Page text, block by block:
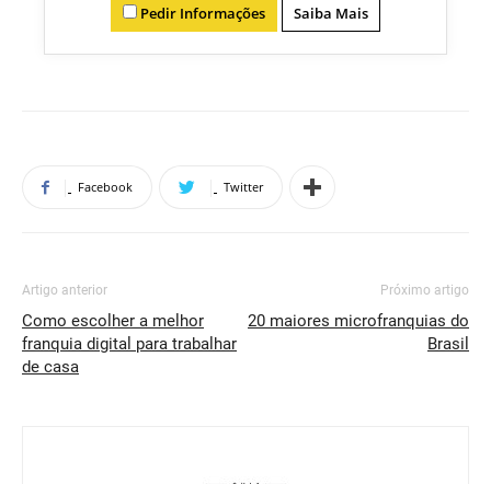
Pedir Informações Saiba Mais
Facebook Twitter
Artigo anterior
Como escolher a melhor
franquia digital para trabalhar
de casa
Próximo artigo
20 maiores microfranquias do
Brasil